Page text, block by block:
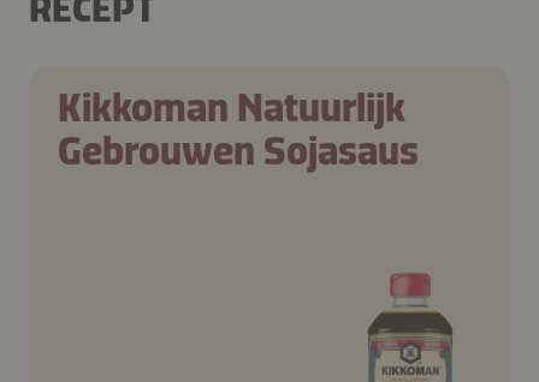
Kikkoman Natuurlijk
Gebrouwen Sojasaus